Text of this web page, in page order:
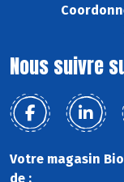
Nous suivre
Votre magasin
de :